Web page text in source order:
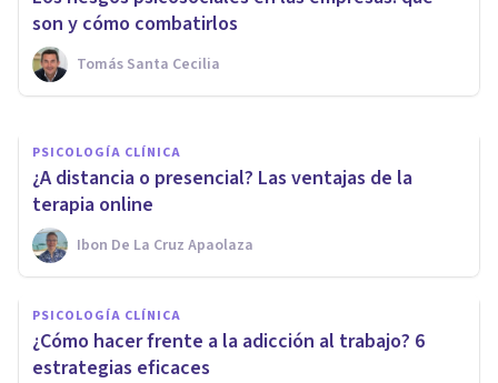
son y cómo combatirlos
Tomás Santa Cecilia
de la adicción al trabajo
Natalia Montoya Nasser
PSICOLOGÍA CLÍNICA
¿A distancia o presencial? Las ventajas de la
terapia online
Ibon De La Cruz Apaolaza
PSICOLOGÍA CLÍNICA
¿Cómo hacer frente a la adicción al trabajo? 6
estrategias eficaces